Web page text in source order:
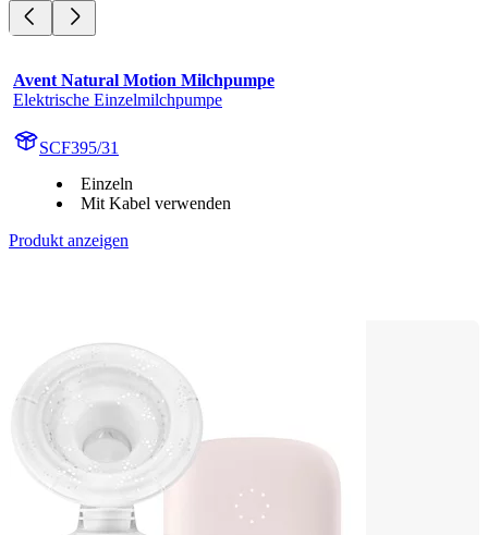
Avent Natural Motion Milchpumpe
Elektrische Einzelmilchpumpe
SCF395/31
Einzeln
Mit Kabel verwenden
Produkt anzeigen